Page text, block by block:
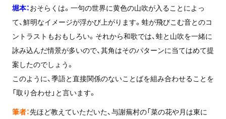
堀本：おそらくは。一句の世界に黄色の山吹が入ることによっ
て、鮮明なイメージが浮かび上がります。蛙が飛びこむ音とのコ
ントラストもおもしろい。それから和歌では、蛙と山吹を一緒に
詠み込んだ情景が多いので、其角はそのパターンに当てはめて提
案したのでしょう。
このように、季語と直接関係のないことばを組み合わせることを
「取り合わせ」と言います。
筆者：先ほど教えていただいた、与謝蕪村の「菜の花や月は東に